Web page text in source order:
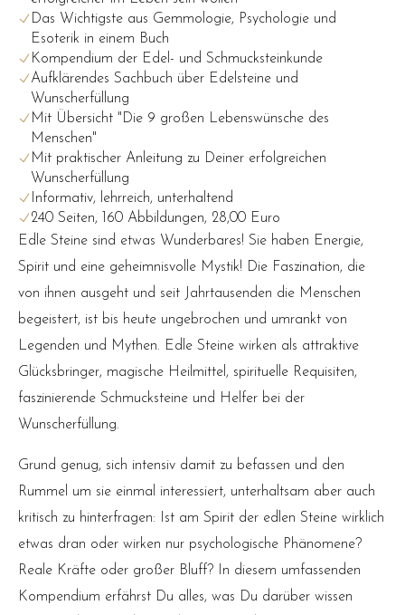
Das Wichtigste aus Gemmologie, Psychologie und
Esoterik in einem Buch
Kompendium der Edel- und Schmucksteinkunde
Aufklärendes Sachbuch über Edelsteine und
Wunscherfüllung
Mit Übersicht "Die 9 großen Lebenswünsche des
Menschen"
Mit praktischer Anleitung zu Deiner erfolgreichen
Wunscherfüllung
Informativ, lehrreich, unterhaltend
240 Seiten, 160 Abbildungen, 28,00 Euro
Edle Steine sind etwas Wunderbares! Sie haben Energie,
Spirit und eine geheimnisvolle Mystik! Die Faszination, die
von ihnen ausgeht und seit Jahrtausenden die Menschen
begeistert, ist bis heute ungebrochen und umrankt von
Legenden und Mythen. Edle Steine wirken als attraktive
Glücksbringer, magische Heilmittel, spirituelle Requisiten,
faszinierende Schmucksteine und Helfer bei der
Wunscherfüllung.
Grund genug, sich intensiv damit zu befassen und den
Rummel um sie einmal interessiert, unterhaltsam aber auch
kritisch zu hinterfragen: Ist am Spirit der edlen Steine wirklich
etwas dran oder wirken nur psychologische Phänomene?
Reale Kräfte oder großer Bluff? In diesem umfassenden
Kompendium erfährst Du alles, was Du darüber wissen